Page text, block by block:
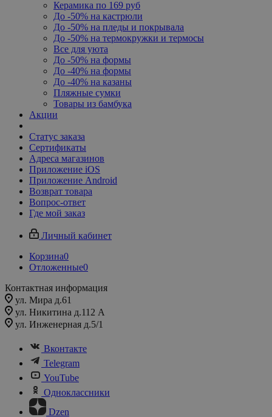
Керамика по 169 руб
До -50% на кастрюли
До -50% на пледы и покрывала
До -50% на термокружки и термосы
Все для уюта
До -50% на формы
До -40% на формы
До -40% на казаны
Пляжные сумки
Товары из бамбука
Акции
Статус заказа
Сертификаты
Адреса магазинов
Приложение iOS
Приложение Android
Возврат товара
Вопрос-ответ
Где мой заказ
Личный кабинет
Корзина0
Отложенные0
Контактная информация
ул. Мира д.61
ул. Никитина д.112 А
ул. Инженерная д.5/1
Вконтакте
Telegram
YouTube
Одноклассники
Dzen